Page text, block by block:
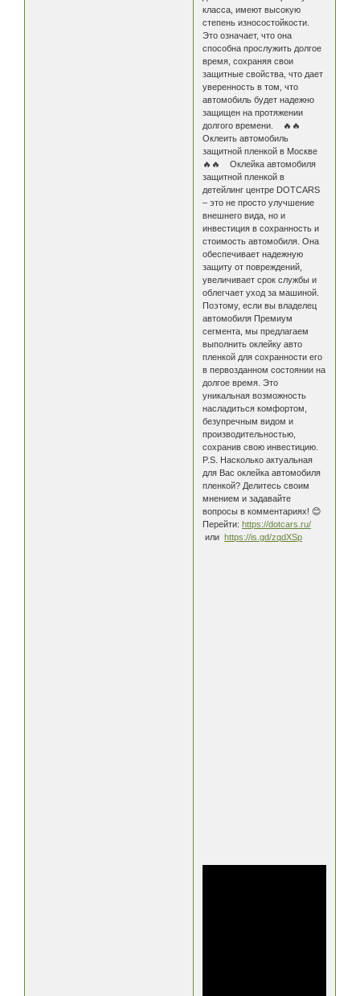
класса, имеют высокую
степень износостойкости.
Это означает, что она
способна прослужить долгое
время, сохраняя свои
защитные свойства, что дает
уверенность в том, что
автомобиль будет надежно
защищен на протяжении
долгого времени. 🔥🔥
Оклеить автомобиль
защитной пленкой в Москве
🔥🔥 Оклейка автомобиля
защитной пленкой в
детейлинг центре DOTCARS
– это не просто улучшение
внешнего вида, но и
инвестиция в сохранность и
стоимость автомобиля. Она
обеспечивает надежную
защиту от повреждений,
увеличивает срок службы и
облегчает уход за машиной.
Поэтому, если вы владелец
автомобиля Премиум
сегмента, мы предлагаем
выполнить оклейку авто
пленкой для сохранности его
в первозданном состоянии на
долгое время. Это
уникальная возможность
насладиться комфортом,
безупречным видом и
производительностью,
сохранив свою инвестицию.
P.S. Насколько актуальная
для Вас оклейка автомобиля
пленкой? Делитесь своим
мнением и задавайте
вопросы в комментариях! 😊
Перейти:https://dotcars.ru/
илиhttps://is.gd/zqdXSp